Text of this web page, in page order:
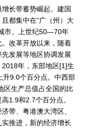
增长带蓄势崛起。建国
都集中在“广（州）大
市。上世纪50—70年
改革开放以来，随着
发展等地区协调发展
年，东部地区[1]生
升9.0个百分点。中西部
区生产总值占全国的比
1.9和2.7个百分点。
带、粤港澳大湾区、
推进，新的经济增长